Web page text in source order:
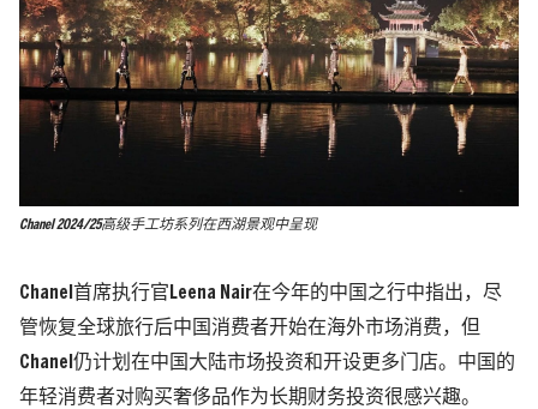
Chanel 2024/25高级手工坊系列在西湖景观中呈现
Chanel首席执行官Leena Nair在今年的中国之行中指出，尽
管恢复全球旅行后中国消费者开始在海外市场消费，但
Chanel仍计划在中国大陆市场投资和开设更多门店。中国的
年轻消费者对购买奢侈品作为长期财务投资很感兴趣。